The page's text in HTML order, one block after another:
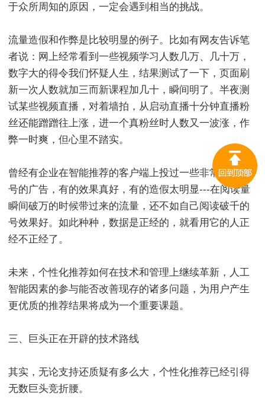
于众所周知的原因，一定会遇到相当的挑战。
流量造假和作弊是比较明显的例子。比如有网友告诉笔
者说：网上经常看到一些视频学习人数几万、几十万，
数字大的得令我们怀疑人生，结果测试了一下，页面刷
新一次人数就加三而新课程加几十，瞬间明了。半夜测
试某些视频直播，对着墙拍，从启动直播十分钟直播粉
丝还能蹭蹭往上涨，进一个真粉丝时人数又一波涨，作
弊一时爽，但心里不踏实。
曾经有企业在智能推荐的客户端上投过一些非常垂直大
号的广告，有的效果真好，有的造假太明显---在阅读量
瞬间破万的时候带过来的流量，还不如自己阅读破千的
号效果好。如此种种，数据是正经的，就看用它的人正
经不正经了。
未来，个性化推荐如何在技术和管理上继续革新，人工
智能因素的参与能否改善现存的诸多问题，为用户产生
更优质的推荐结果将成为一个重要课题。
三、巨头正在开辟的技术路线
其实，无论支持还质疑有多么大，个性化推荐已经引得
无数巨头竞折腰。